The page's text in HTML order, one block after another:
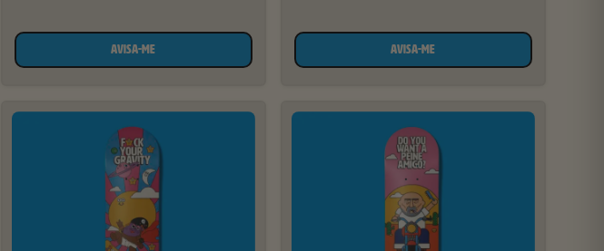
AVISA-ME AVISA-ME